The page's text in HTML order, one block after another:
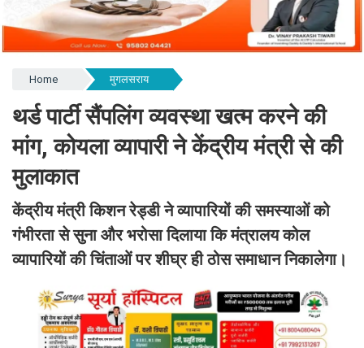
Home मुगलसराय
थर्ड पार्टी सैंपलिंग व्यवस्था खत्म करने की
मांग, कोयला व्यापारी ने केंद्रीय मंत्री से की
मुलाकात
केंद्रीय मंत्री किशन रेड्डी ने व्यापारियों की समस्याओं को
गंभीरता से सुना और भरोसा दिलाया कि मंत्रालय कोल
व्यापारियों की चिंताओं पर शीघ्र ही ठोस समाधान निकालेगा।